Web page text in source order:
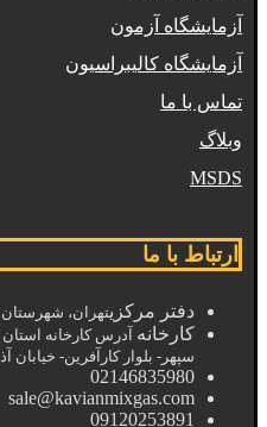
آزمایشگاه آزمون
آزمایشگاه کالیبراسیون
تماس با ما
وبلاگ
MSDS
ارتباط با ما
دفتر مرکزیتهران،
کارخانه آدرس کارخانه
سپهر- بلوار کارآفرین- خیابان
02146835980
sale@kavianmixgas.com
09120253891